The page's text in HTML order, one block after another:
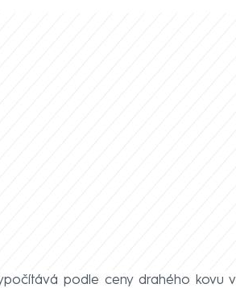
podle ceny drahého kovu v